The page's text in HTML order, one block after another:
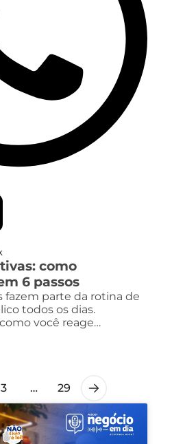
como
6 passos
fazem parte da rotina de
todos os dias.
você reage…
3 … 29